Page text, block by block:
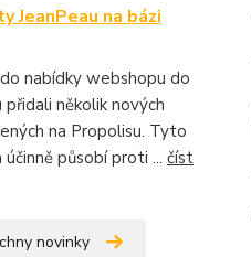
JeanPeau na bázi
nabídky webshopu do
přidali několik nových
na Propolisu. Tyto
působí proti ... číst
novinky